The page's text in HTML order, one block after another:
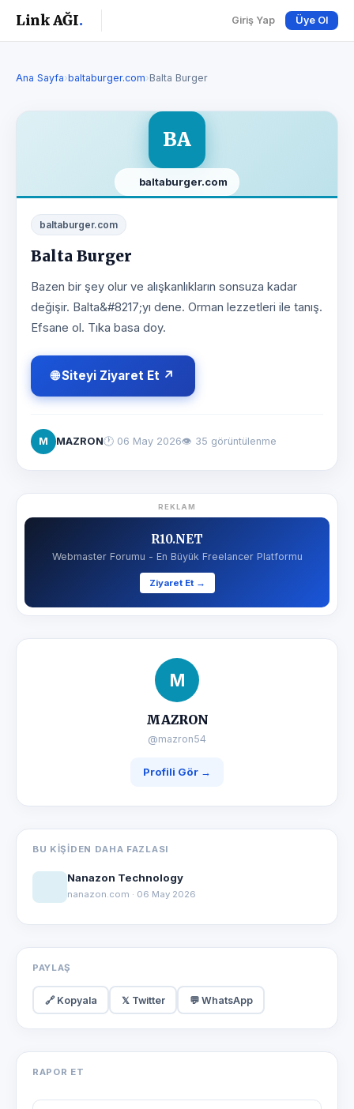
Link AĞI. Giriş Yap Üye Ol
Ana Sayfa›baltaburger.com›Balta Burger
BA
baltaburger.com
baltaburger.com
Balta Burger
Bazen bir şey olur ve alışkanlıkların sonsuza kadar
değişir. Balta&#8217;yı dene. Orman lezzetleri ile tanış.
Efsane ol. Tıka basa doy.
🌐 Siteyi Ziyaret Et ↗
M MAZRON🕐 06 May 2026👁 35 görüntülenme
REKLAM
R10.NET
Webmaster Forumu - En Büyük Freelancer Platformu
Ziyaret Et →
M
MAZRON
@mazron54
Profili Gör →
BU KIŞIDEN DAHA FAZLASI
Nanazon Technology
nanazon.com · 06 May 2026
PAYLAŞ
🔗 Kopyala 𝕏 Twitter 💬 WhatsApp
RAPOR ET